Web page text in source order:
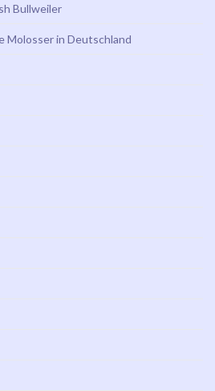
Bullweiler
Molosser in Deutschland